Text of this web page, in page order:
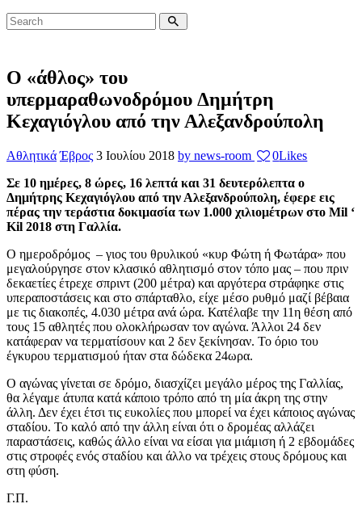
Ο «άθλος» του
υπερμαραθωνοδρόμου Δημήτρη
Κεχαγιόγλου από την Αλεξανδρούπολη
Αθλητικά Έβρος 3 Ιουλίου 2018 by news-room 0Likes
Σε 10 ημέρες, 8 ώρες, 16 λεπτά και 31 δευτερόλεπτα ο
Δημήτρης Κεχαγιόγλου από την Αλεξανδρούπολη, έφερε εις
πέρας την τεράστια δοκιμασία των 1.000 χιλιομέτρων στο Mil ‘
Kil 2018 στη Γαλλία.
Ο ημεροδρόμος – γιος του θρυλικού «κυρ Φώτη ή Φωτάρα» που
μεγαλούργησε στον κλασικό αθλητισμό στον τόπο μας – που πριν
δεκαετίες έτρεχε σπριντ (200 μέτρα) και αργότερα στράφηκε στις
υπεραποστάσεις και στο σπάρταθλο, είχε μέσο ρυθμό μαζί βέβαια
με τις διακοπές, 4.030 μέτρα ανά ώρα. Κατέλαβε την 11η θέση από
τους 15 αθλητές που ολοκλήρωσαν τον αγώνα. Άλλοι 24 δεν
κατάφεραν να τερματίσουν και 2 δεν ξεκίνησαν. Το όριο του
έγκυρου τερματισμού ήταν στα δώδεκα 24ωρα.
Ο αγώνας γίνεται σε δρόμο, διασχίζει μεγάλο μέρος της Γαλλίας,
θα λέγαμε άτυπα κατά κάποιο τρόπο από τη μία άκρη της στην
άλλη. Δεν έχει έτσι τις ευκολίες που μπορεί να έχει κάποιος αγώνας
σταδίου. Το καλό από την άλλη είναι ότι ο δρομέας αλλάζει
παραστάσεις, καθώς άλλο είναι να είσαι για μιάμιση ή 2 εβδομάδες
στις στροφές ενός σταδίου και άλλο να τρέχεις στους δρόμους και
στη φύση.
Γ.Π.